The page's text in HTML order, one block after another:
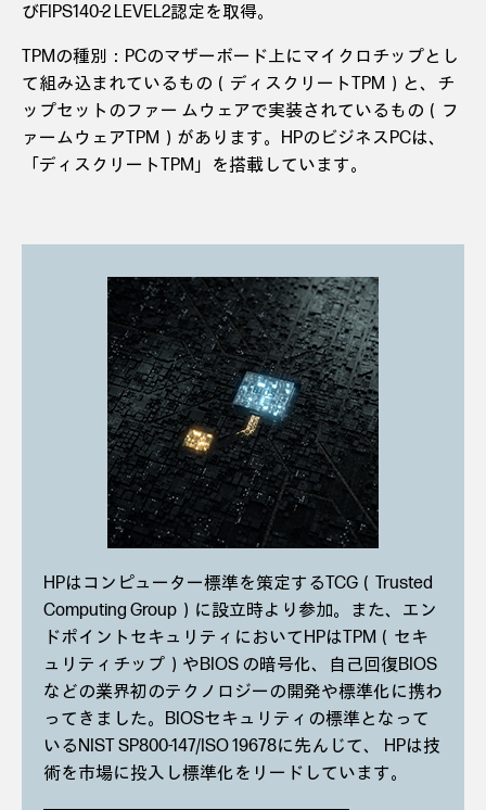
びFIPS140-2 LEVEL2認定を取得。
TPMの種別：PCのマザーボード上にマイクロチップとし
て組み込まれているもの（ディスクリートTPM）と、チ
ップセットのファー ムウェアで実装されているもの（フ
ァームウェアTPM）があります。HPのビジネスPCは、
「ディスクリートTPM」を搭載しています。
HPはコンピューター標準を策定するTCG（Trusted
Computing Group）に設立時より参加。また、エン
ドポイントセキュリティにおいてHPはTPM（セキ
ュリティチップ）やBIOS の暗号化、自己回復BIOS
などの業界初のテクノロジーの開発や標準化に携わ
ってきました。BIOSセキュリティの標準となって
いるNIST SP800-147/ISO 19678に先んじて、 HPは技
術を市場に投入し標準化をリードしています。